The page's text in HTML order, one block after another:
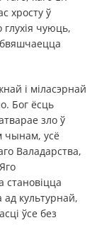
хросту ў
чуюць,
і міласэрнай
Бог ёсць
зло ў
чынам, усё
Валадарства,
становіцца
культурнай,
ўсе без